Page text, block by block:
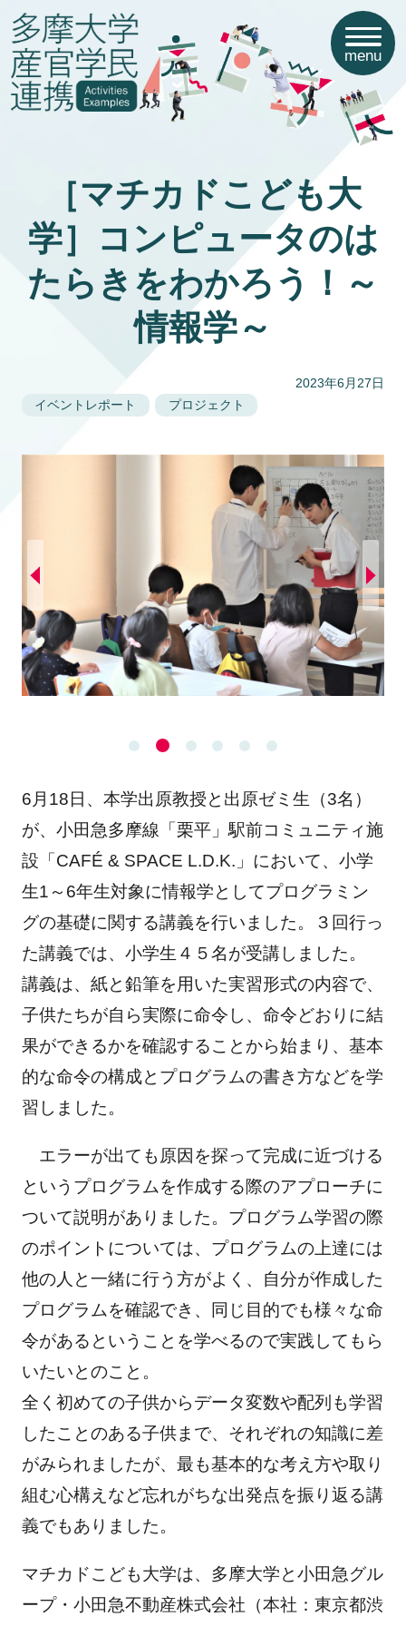
menu
［マチカドこども大
学］コンピュータのは
たらきをわかろう！～
情報学～
2023年6月27日
イベントレポート
プロジェクト
6月18日、本学出原教授と出原ゼミ生（3名）
が、小田急多摩線「栗平」駅前コミュニティ施
設「CAFÉ & SPACE L.D.K.」において、小学
生1～6年生対象に情報学としてプログラミン
グの基礎に関する講義を行いました。３回行っ
た講義では、小学生４５名が受講しました。
講義は、紙と鉛筆を用いた実習形式の内容で、
子供たちが自ら実際に命令し、命令どおりに結
果ができるかを確認することから始まり、基本
的な命令の構成とプログラムの書き方などを学
習しました。
エラーが出ても原因を探って完成に近づける
というプログラムを作成する際のアプローチに
ついて説明がありました。プログラム学習の際
のポイントについては、プログラムの上達には
他の人と一緒に行う方がよく、自分が作成した
プログラムを確認でき、同じ目的でも様々な命
令があるということを学べるので実践してもら
いたいとのこと。
全く初めての子供からデータ変数や配列も学習
したことのある子供まで、それぞれの知識に差
がみられましたが、最も基本的な考え方や取り
組む心構えなど忘れがちな出発点を振り返る講
義でもありました。
マチカドこども大学は、多摩大学と小田急グル
ープ・小田急不動産株式会社（本社：東京都渋